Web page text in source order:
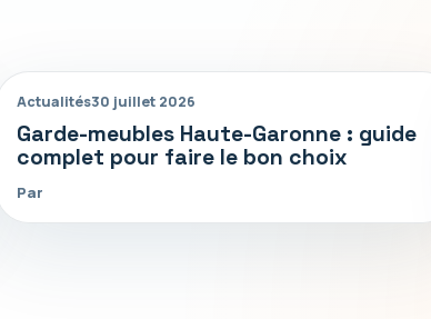
Actualités30 juillet 2026
Garde-meubles Haute-Garonne : guide
complet pour faire le bon choix
Par